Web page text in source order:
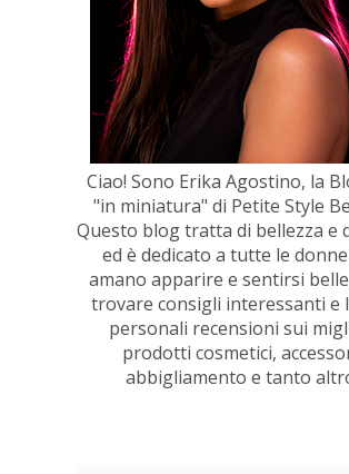
Ciao! Sono Erika Agostino, la
"in miniatura" di Petite Style
Questo blog tratta di bellezza e
ed è dedicato a tutte le
amano apparire e sentirsi
trovare consigli interessanti e
personali recensioni sui
prodotti cosmetici,
abbigliamento e tanto